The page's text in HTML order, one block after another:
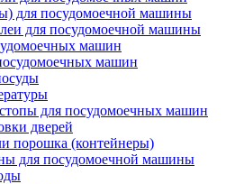
для посудомоечной машины
для посудомоечной машины
машин
машин
для посудомоечных машин
дверей
порошка (контейнеры)
для посудомоечной машины